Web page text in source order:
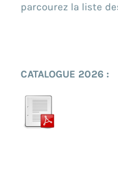
parcourez la liste
CATALOGUE 2026 :